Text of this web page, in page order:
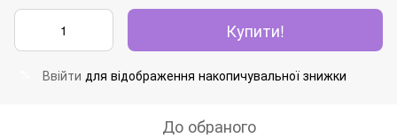
Купити!
Ввійти для відображення накопичувальної знижки
До обраного